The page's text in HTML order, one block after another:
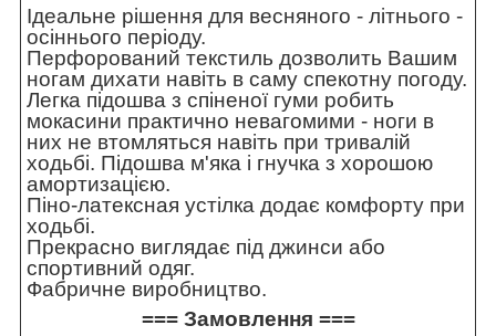
Ідеальне рішення для весняного - літнього -
осіннього періоду.
Перфорований текстиль дозволить Вашим
ногам дихати навіть в саму спекотну погоду.
Легка підошва з спіненої гуми робить
мокасини практично невагомими - ноги в
них не втомляться навіть при тривалій
ходьбі. Підошва м'яка і гнучка з хорошою
амортизацією.
Піно-латексная устілка додає комфорту при
ходьбі.
Прекрасно виглядає під джинси або
спортивний одяг.
Фабричне виробництво.
=== Замовлення ===